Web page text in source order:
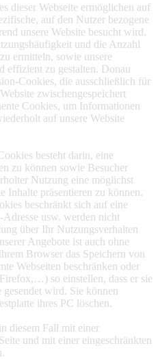
dieser Webseite ermöglichen auf
auf den Nutzer bezogene
unsere Website besucht wird.
und die Anzahl
ermitteln, sowie unsere
effizient zu gestalten. Donau
Cookies, die ausschließlich für
zwischengespeichert
Cookies, um Informationen
auf unsere Website
besteht darin, eine
zu können sowie Besucher
Nutzung eine möglichst
Inhalte präsentieren zu können.
beschränkt sich auf eine
usw. werden nicht
über Ihr Nutzungsverhalten
Angebote ist auch ohne
Browser das Speichern von
Webseiten beschränken oder
so einstellen, dass er sie
wird. Sie können
ihres PC löschen.
diesem Fall mit einer
und mit einer eingeschränkten